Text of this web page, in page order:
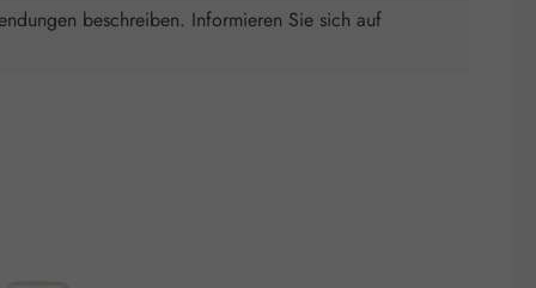
beschreiben. Informieren Sie sich auf